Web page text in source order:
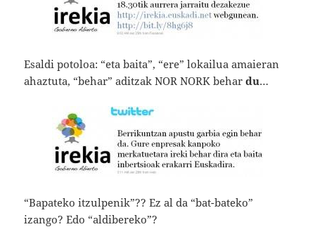
Esaldi potoloa: “eta baita”, “ere” lokailua amaieran
ahaztuta, “behar” aditzak NOR NORK behardu…
“Bapateko itzulpenik”?? Ez al da “bat-bateko”
izango? Edo “aldibereko”?